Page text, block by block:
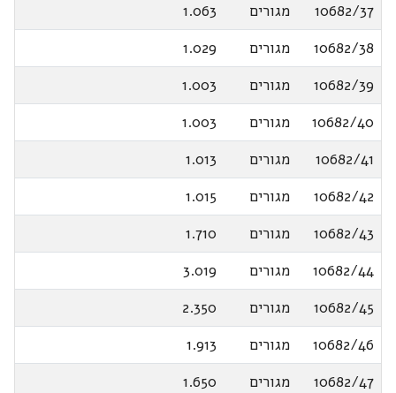
10682/37
מגורים
1.063
10682/38
מגורים
1.029
10682/39
מגורים
1.003
10682/40
מגורים
1.003
10682/41
מגורים
1.013
10682/42
מגורים
1.015
10682/43
מגורים
1.710
10682/44
מגורים
3.019
10682/45
מגורים
2.350
10682/46
מגורים
1.913
10682/47
מגורים
1.650